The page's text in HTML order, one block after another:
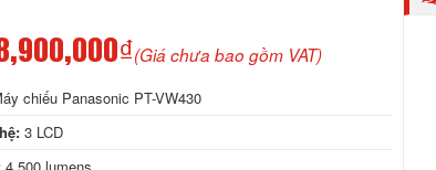
(Giá chưa bao gồm VAT)
chiếu Panasonic PT-VW430
3 LCD